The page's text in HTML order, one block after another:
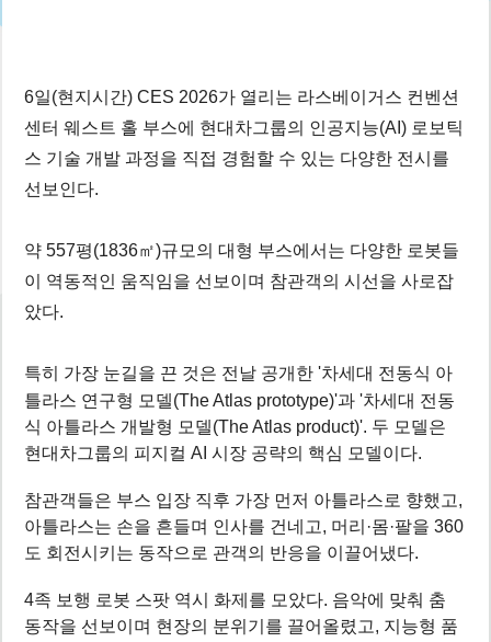
6일(현지시간) CES 2026가 열리는 라스베이거스 컨벤션
센터 웨스트 홀 부스에 현대차그룹의 인공지능(AI) 로보틱
스 기술 개발 과정을 직접 경험할 수 있는 다양한 전시를
선보인다.
약 557평(1836㎡)규모의 대형 부스에서는 다양한 로봇들
이 역동적인 움직임을 선보이며 참관객의 시선을 사로잡
았다.
특히 가장 눈길을 끈 것은 전날 공개한 '차세대 전동식 아
틀라스 연구형 모델(The Atlas prototype)'과 '차세대 전동
식 아틀라스 개발형 모델(The Atlas product)'. 두 모델은
현대차그룹의 피지컬 AI 시장 공략의 핵심 모델이다.
참관객들은 부스 입장 직후 가장 먼저 아틀라스로 향했고,
아틀라스는 손을 흔들며 인사를 건네고, 머리·몸·팔을 360
도 회전시키는 동작으로 관객의 반응을 이끌어냈다.
4족 보행 로봇 스팟 역시 화제를 모았다. 음악에 맞춰 춤
동작을 선보이며 현장의 분위기를 끌어올렸고, 지능형 품